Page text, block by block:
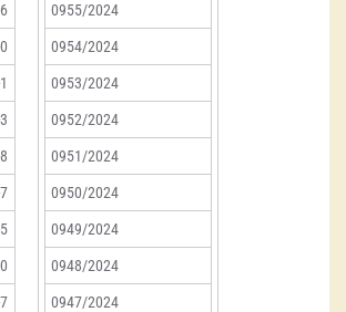
0955/2024
0954/2024
0953/2024
0952/2024
0951/2024
0950/2024
0949/2024
0948/2024
0947/2024